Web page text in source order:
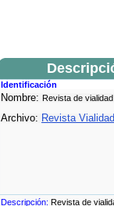
Identificación
Nombre: Revista de
Archivo: Revista
Descripción: Revista de